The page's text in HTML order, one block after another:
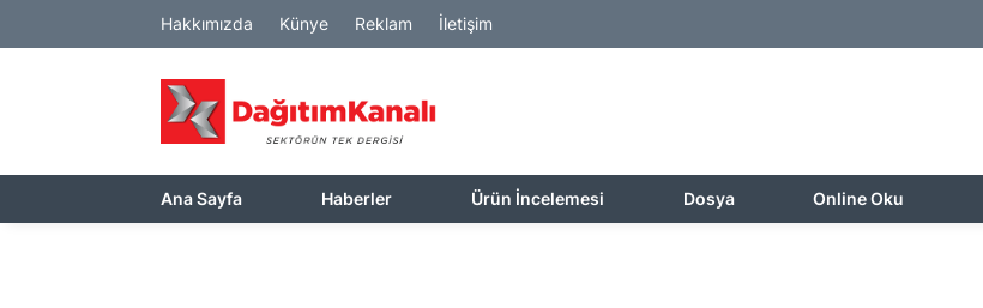
Hakkımızda Künye Reklam İletişim
Ana Sayfa Haberler Ürün İncelemesi Dosya Online Oku